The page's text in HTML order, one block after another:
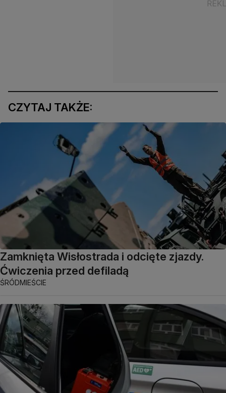
CZYTAJ TAKŻE:
Zamknięta Wisłostrada i odcięte zjazdy.
Ćwiczenia przed defiladą
ŚRÓDMIEŚCIE